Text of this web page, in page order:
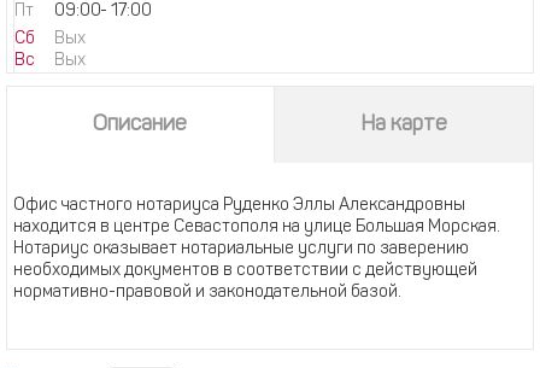
Пт
09:00- 17:00
Сб
Вых
Вс
Вых
Описание На карте
Офис частного нотариуса Руденко Эллы Александровны
находится в центре Севастополя на улице Большая Морская.
Нотариус оказывает нотариальные услуги по заверению
необходимых документов в соответствии с действующей
нормативно-правовой и законодательной базой.